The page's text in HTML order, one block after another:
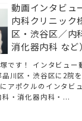
動画インタビュ
内科クリニック
区・渋谷区／内
消化器内科 など）
です！ インタビュー
川区・渋谷区に2院
アポクルのインタビ
・消化器内科・...